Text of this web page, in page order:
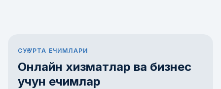
СУҒУРТА ЕЧИМЛАРИ
Онлайн хизматлар ва бизнес
учун ечимлар